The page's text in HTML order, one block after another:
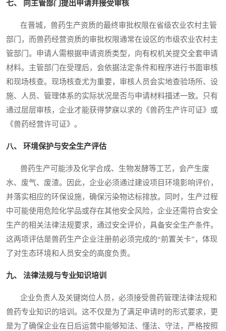
七、 向主管部门提出申请并接受审核
在晋城，兽药生产资质的最终审批权限在省级农业农村主管
部门，而兽药经营资质的审批权限通常在设区的市级农业农村主
管部门。申请人需根据申请资质类型，向有权机关提交全套申请
材料。主管部门在受理后，会依据法定条件和程序进行书面审核
和现场核查。现场核查尤为重要，审核人员会实地查验场所、设
施、人员、管理体系的实际状况是否与申请材料描述一致。只有
通过层层审核，企业才能获得梦寐以求的《兽药生产许可证》或
《兽药经营许可证》。
八、 环境保护与安全生产评估
兽药生产可能涉及化学合成、生物发酵等工艺，会产生废
水、废气、废渣。因此，企业必须通过建设项目环境影响评价，
并落实相应的环保设施，确保污染物达标排放。同时，生产过程
中可能使用危险化学品或存在其他安全风险，企业还需符合安全
生产的相关法律法规要求，通过安全评价，具备安全生产条件。
这两项评估是兽药生产企业注册前必须完成的“前置关卡”，体现
了对生态环境和人员安全的高度负责。
九、 法律法规与专业知识培训
企业负责人及关键岗位人员，必须接受兽药管理法律法规和
兽药专业知识的培训。这不仅是为了满足申请时的形式要求，更
是为了确保企业在日后运营中能够知法、懂法、守法，严格按照